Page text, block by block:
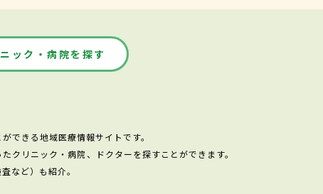
ック・病院を探す
できる地域医療情報サイトです。
クリニック・病院、ドクターを探すことができます。
など）も紹介。